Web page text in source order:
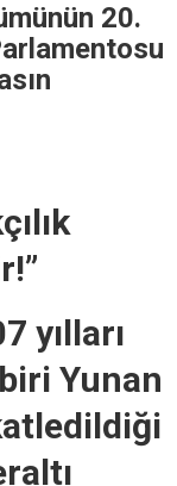
20.
yılları
Yunan